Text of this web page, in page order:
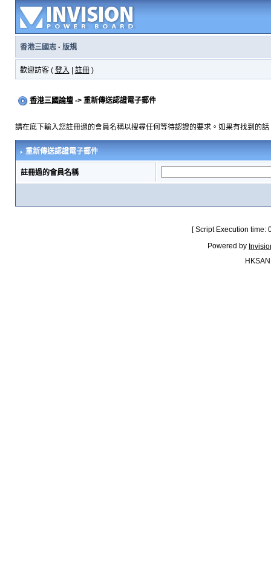
香港三國志· 版規
歡迎訪客 ( 登入 註冊)
香港三國論壇-> 重新傳送認證電子郵件
請在底下輸入您註冊過的會員名稱以搜尋任何等待認證的要求。如果有找到的
重新傳送認證電子郵件
註冊過的會員名稱
[ Script Execution
Powered by